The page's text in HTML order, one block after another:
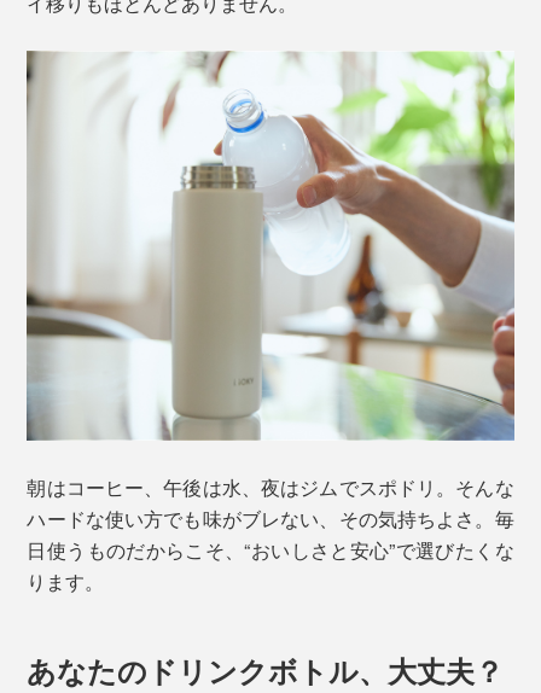
朝はコーヒー、午後は水、夜はジムでスポドリ。そんな
ハードな使い方でも味がブレない、その気持ちよさ。毎
日使うものだからこそ、“おいしさと安心”で選びたくな
ります。
あなたのドリンクボトル、大丈夫？